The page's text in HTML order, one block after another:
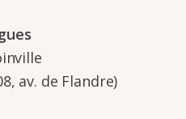
av. de Flandre)